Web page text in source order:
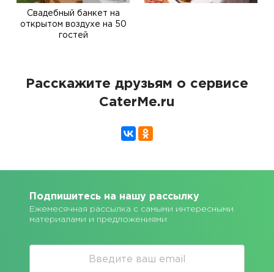
Свадебный банкет на
открытом воздухе на 50
гостей
Расскажите друзьям о сервисе
CaterMe.ru
Подпишитесь на нашу рассылку
Ежемесячная рассылка с самыми интересными
материалами и предложениями